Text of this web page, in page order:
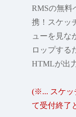
RMSの無
携！スケッ
ューを見な
ロップする
HTMLが出
(※... スケッ
て受付終了